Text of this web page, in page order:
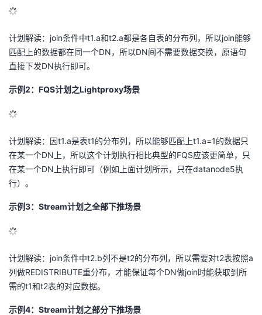
计划解读：join条件中t1.a和t2.a都是各自表的分布列，所以join能够
匹配上的数据都在同一个DN，所以DN间不需要数据交换，原语句
直接下发DN执行即可。
示例2：FQS计划之Lightproxy场景
计划解读：因t1.a是表t1的分布列，所以能够匹配上t1.a=1的数据只
在某一个DN上，所以这个计划执行相比典型的FQS应该更简单，只
在某一个DN上执行即可（例如上面计划所示，只在datanode5执
行）。
示例3：Stream计划之全部下推场景
计划解读：join条件中t2.b列不是t2的分布列，所以需要对t2表按照a
列做REDISTRIBUTE重分布，才能保证每个DN做join时能获取到所
需的t1和t2表的对应数据。
示例4：Stream计划之部分下推场景